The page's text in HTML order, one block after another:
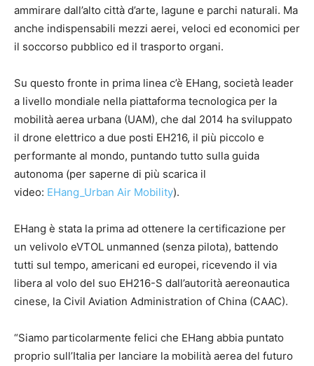
ammirare dall’alto città d’arte, lagune e parchi naturali. Ma
anche indispensabili mezzi aerei, veloci ed economici per
il soccorso pubblico ed il trasporto organi.
Su questo fronte in prima linea c’è EHang, società leader
a livello mondiale nella piattaforma tecnologica per la
mobilità aerea urbana (UAM), che dal 2014 ha sviluppato
il drone elettrico a due posti EH216, il più piccolo e
performante al mondo, puntando tutto sulla guida
autonoma (per saperne di più scarica il
video: EHang_Urban Air Mobility).
EHang è stata la prima ad ottenere la certificazione per
un velivolo eVTOL unmanned (senza pilota), battendo
tutti sul tempo, americani ed europei, ricevendo il via
libera al volo del suo EH216-S dall’autorità aereonautica
cinese, la Civil Aviation Administration of China (CAAC).
“Siamo particolarmente felici che EHang abbia puntato
proprio sull’Italia per lanciare la mobilità aerea del futuro